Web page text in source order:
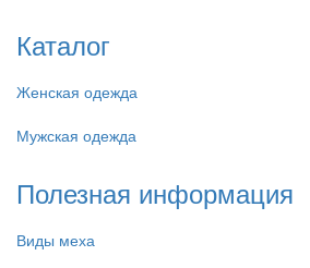
Каталог
Женская одежда
Мужская одежда
Полезная информация
Виды меха